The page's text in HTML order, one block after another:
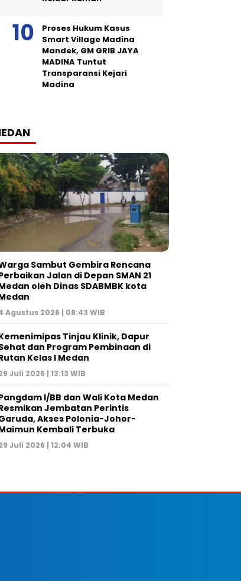
Proses Hukum Kasus
Smart Village Madina
Mandek, GM GRIB JAYA
MADINA Tuntut
Transparansi Kejari
Madina
Sambut Gembira Rencana
Jalan di Depan SMAN 21
oleh Dinas SDABMBK kota
Agustus 2026 | 08:43 WIB
Tinjau Klinik, Dapur
dan Program Pembinaan di
Kelas I Medan
Juli 2026 | 13:13 WIB
I/BB dan Wali Kota Medan
Jembatan Perintis
Akses Polonia-Johor-
Kembali Terbuka
Juli 2026 | 12:04 WIB